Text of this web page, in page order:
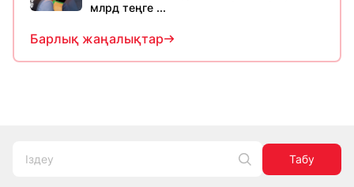
млрд теңге ...
Барлық жаңалықтар
Табу